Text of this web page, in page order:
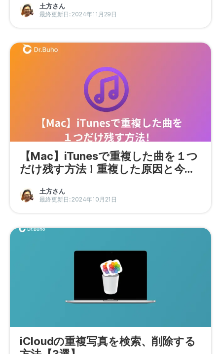
土方さん
最終更新日: 2024年11月29日
【Mac】iTunesで重複した曲を１つ
だけ残す方法！重複した原因と今後
土方さん
最終更新日: 2024年10月21日
iCloudの重複写真を検索、削除する